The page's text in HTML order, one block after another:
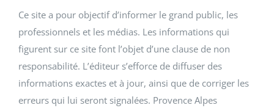
Ce site a pour objectif d’informer le grand public, les
professionnels et les médias. Les informations qui
figurent sur ce site font l’objet d’une clause de non
responsabilité. L’éditeur s’efforce de diffuser des
informations exactes et à jour, ainsi que de corriger les
erreurs qui lui seront signalées. Provence Alpes